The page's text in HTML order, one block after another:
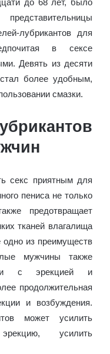
лубрикантов для
в сексе
Девять из десяти
более удобным,
смазки.
секс приятным для
пениса не только
предотвращает
тканей влагалища
одно из преимуществ
мужчины также
с эрекцией и
продолжительная
и возбуждения.
может усилить
усилить